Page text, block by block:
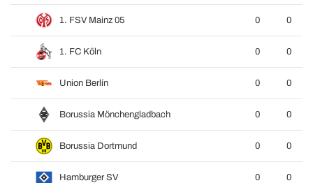
1. FSV Mainz 05 0 0
1. FC Köln 0 0
Union Berlín 0 0
Borussia Mönchengladbach 0 0
Borussia Dortmund 0 0
Hamburger SV 0 0